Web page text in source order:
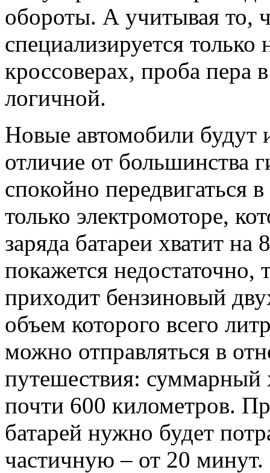
обороты. А учитывая то,
специализируется
кроссоверах, проба пера
логичной.
Новые автомобили будут
отличие от большинства
спокойно передвигаться
только электромоторе,
заряда батареи хватит
покажется
приходит бензиновый
объем которого всего
можно отправляться в
путешествия: суммарный
почти 600 километров.
батарей нужно будет
частичную – от 20 минут.